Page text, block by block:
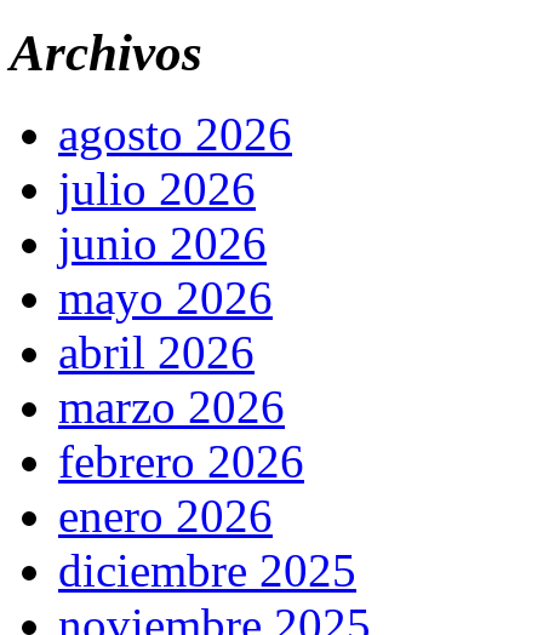
Archivos
agosto 2026
julio 2026
junio 2026
mayo 2026
abril 2026
marzo 2026
febrero 2026
enero 2026
diciembre 2025